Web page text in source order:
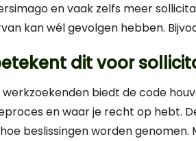
en vaak zelfs meer
kan wél gevolgen hebben.
dit voor
werkzoekenden biedt de code
en waar je recht op hebt.
beslissingen worden